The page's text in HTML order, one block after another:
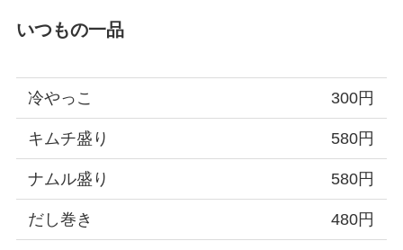
いつもの一品
冷やっこ 300円
キムチ盛り 580円
ナムル盛り 580円
だし巻き 480円